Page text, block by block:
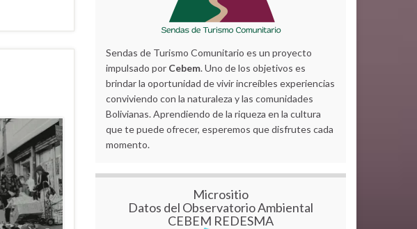
Sendas de Turismo Comunitario es un proyecto
impulsado por Cebem. Uno de los objetivos es
brindar la oportunidad de vivir increíbles experiencias
conviviendo con la naturaleza y las comunidades
Bolivianas. Aprendiendo de la riqueza en la cultura
que te puede ofrecer, esperemos que disfrutes cada
momento.
Micrositio
Datos del Observatorio Ambiental
CEBEM REDESMA